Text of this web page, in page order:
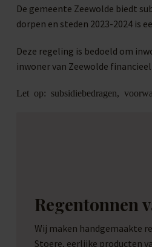
De gemeente Zeewolde biedt
dorpen en steden 2023-2024 is
Deze regeling is bedoeld om
inwoner van Zeewolde
Let op: subsidiebedragen,
Regentonnen
Wij maken handgemaakte
Stoere, eerlijke producten